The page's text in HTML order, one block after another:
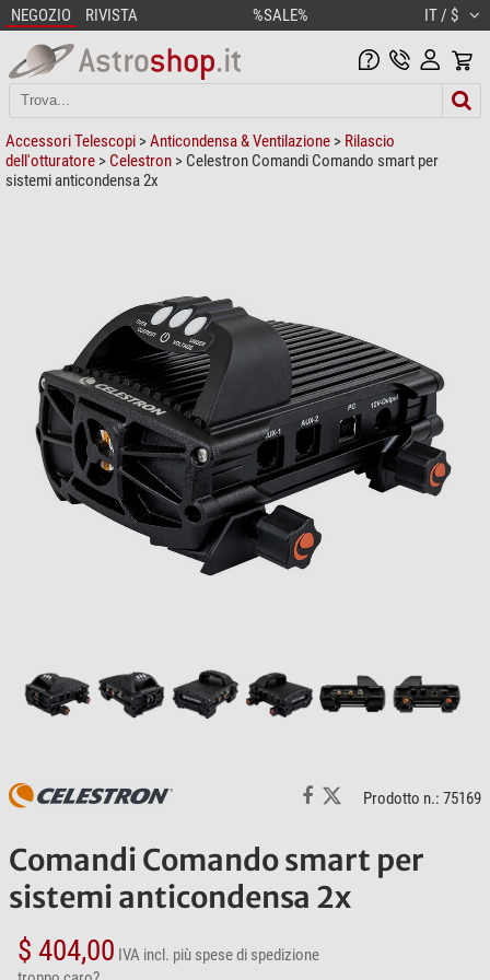
NEGOZIO RIVISTA %SALE% IT / $
Accessori Telescopi >Anticondensa & Ventilazione > Rilascio
dell'otturatore > Celestron > Celestron Comandi Comando smart per
sistemi anticondensa 2x
Prodotto n.: 75169
Comandi Comando smart per
sistemi anticondensa 2x
$ 404,00 IVA incl. più spese di spedizione